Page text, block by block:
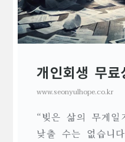
개인회생 무료
www.seonyulhope.co.kr
“빚은 삶의 무게일
낮출 수는 없습니